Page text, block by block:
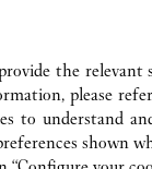
dans
sur
à un
the relevant
please
to understand
shown